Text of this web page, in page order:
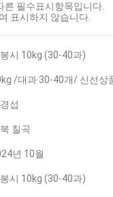
필수표시항목입니다.
표시하지 않습니다.
시 10kg (30-40과)
/대과 30-40개/ 신선상
섭
칠곡
년 10월
시 10kg (30-40과)